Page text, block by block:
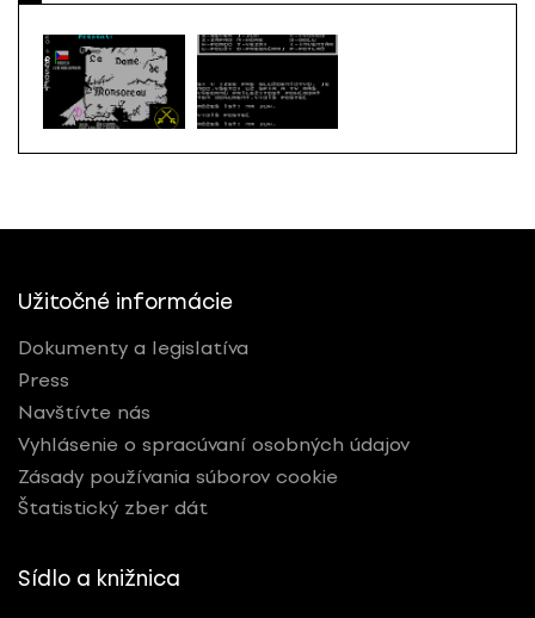
Užitočné informácie
Dokumenty a legislatíva
Press
Navštívte nás
Vyhlásenie o spracúvaní osobných údajov
Zásady používania súborov cookie
Štatistický zber dát
Sídlo a knižnica